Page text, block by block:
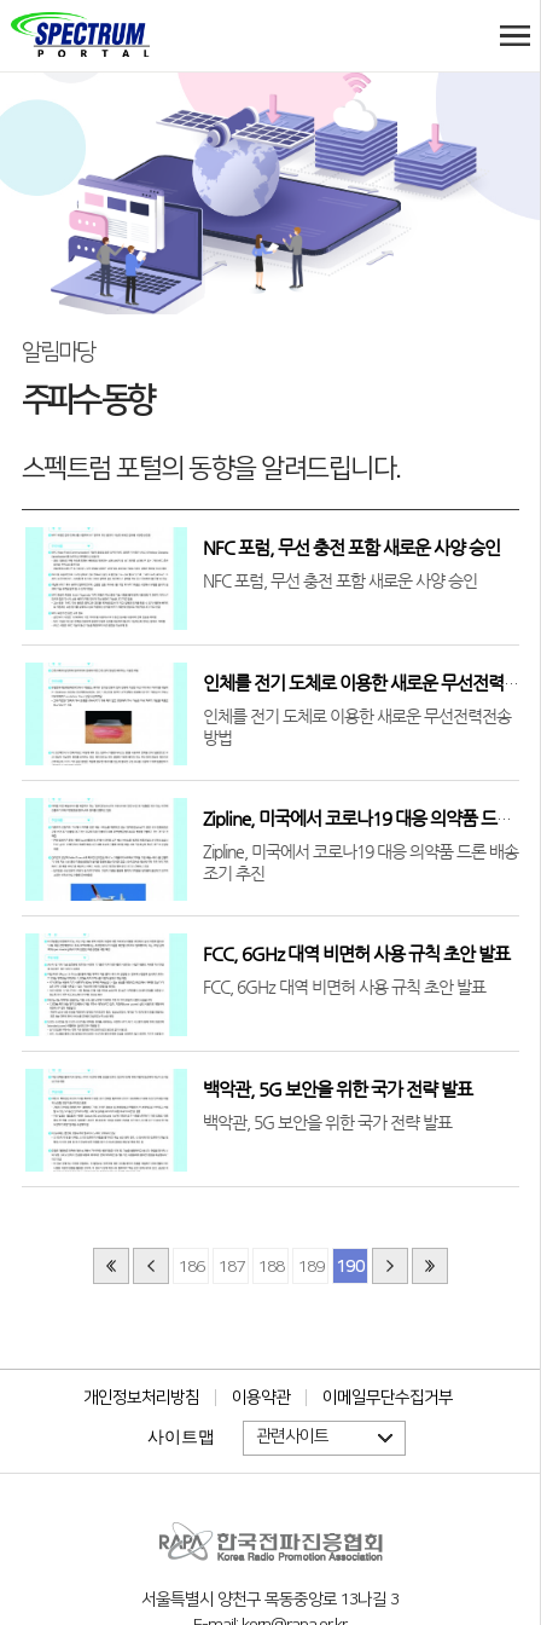
알림마당
주파수 동향
스펙트럼 포털의 동향을 알려드립니다.
NFC 포럼, 무선 충전 포함 새로운 사양 승인
NFC 포럼, 무선 충전 포함 새로운 사양 승인
+1
인체를 전기 도체로 이용한 새로운 무선전력전송 방법
인체를 전기 도체로 이용한 새로운 무선전력전송
방법
+1
Zipline, 미국에서 코로나19 대응 의약품 드론 배송 조기 추진
Zipline, 미국에서 코로나19 대응 의약품 드론 배송
조기 추진
FCC, 6GHz 대역 비면허 사용 규칙 초안 발표
FCC, 6GHz 대역 비면허 사용 규칙 초안 발표
백악관, 5G 보안을 위한 국가 전략 발표
백악관, 5G 보안을 위한 국가 전략 발표
186 187 188 189 190
개인정보처리방침 이용약관 이메일무단수집거부
사이트맵 관련사이트
서울특별시 양천구 목동중앙로 13나길 3